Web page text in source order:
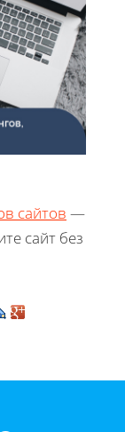
сайтов —
сайт без